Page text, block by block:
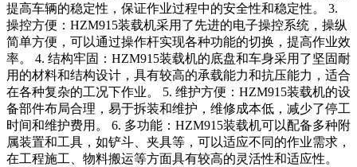
提高车辆的稳定性，保证作业过程中的安全性和稳定性。 3.
操控方便：HZM915装载机采用了先进的电子操控系统，操纵
简单方便，可以通过操作杆实现各种功能的切换，提高作业效
率。 4. 结构牢固：HZM915装载机的底盘和车身采用了坚固耐
用的材料和结构设计，具有较高的承载能力和抗压能力，适合
在各种复杂的工况下作业。 5. 维护方便：HZM915装载机的设
备部件布局合理，易于拆装和维护，维修成本低，减少了停工
时间和维护费用。 6. 多功能：HZM915装载机可以配备多种附
属装置和工具，如铲斗、夹具等，可以适应不同的作业需求，
在工程施工、物料搬运等方面具有较高的灵活性和适应性。